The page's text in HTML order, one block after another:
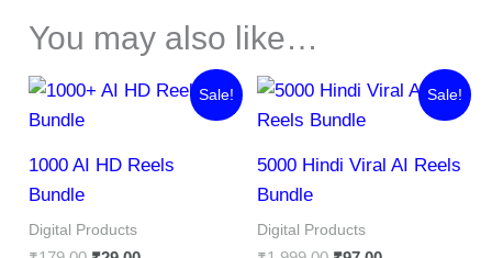
You may also like…
Sale!
1000 AI HD Reels
Bundle
Digital Products
OriginalCurrent
Sale!
5000 Hindi Viral AI Reels
Bundle
Digital Products
Original
was:
Current
price